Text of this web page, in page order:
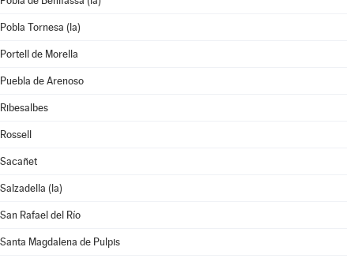
Pobla Tornesa (la)
Portell de Morella
Puebla de Arenoso
Ribesalbes
Rossell
Sacañet
Salzadella (la)
San Rafael del Río
Santa Magdalena de Pulpis